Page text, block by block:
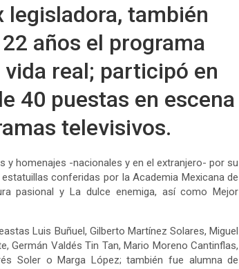
también
años el programa
real; participó en
40 puestas en escena
televisivos.
y homenajes -nacionales y en el extranjero- por su
conferidas por la Academia Mexicana de
pasional y La dulce enemiga, así como Mejor
Luis Buñuel, Gilberto Martínez Solares, Miguel
Germán Valdés Tin Tan, Mario Moreno Cantinflas,
Soler o Marga López; también fue alumna de